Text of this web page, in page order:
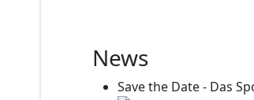
News
Save the Date - Das